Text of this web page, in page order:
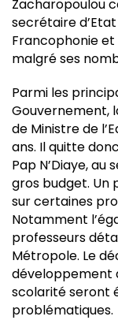
Zacharopoulou
secrétaire
Francophonie
malgré ses
Parmi les
Gouvernement,
de Ministre de
ans. Il quitte
Pap N’Diaye,
gros budget. Un
sur certaines
Notamment
professeurs
Métropole. Le
développement
scolarité seront
problématiques.